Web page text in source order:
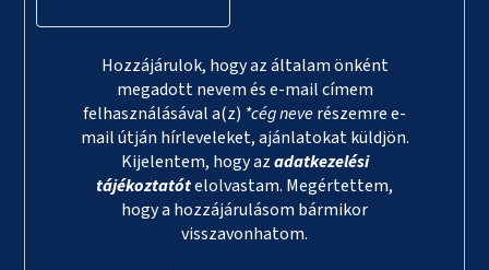
Hozzájárulok, hogy az általam önként
megadott nevem és e-mail címem
felhasználásával a(z) *cég neverészemre e-
mail útján hírleveleket, ajánlatokat küldjön.
Kijelentem, hogy azadatkezelési
tájékoztatótelolvastam. Megértettem,
hogy a hozzájárulásom bármikor
visszavonhatom.